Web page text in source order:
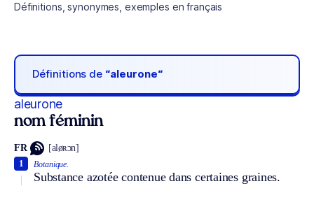
Définitions, synonymes, exemples en français
Définitions de “aleurone“
aleurone
nom féminin
FR [aløʀɔn]
Botanique.
Substance azotée contenue dans certaines graines.
1